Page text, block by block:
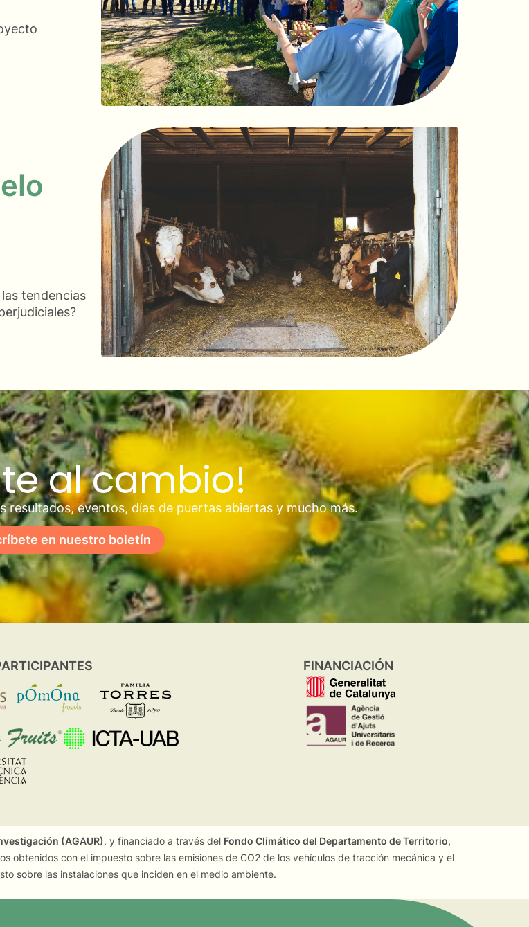
tendencias
al cambio!
eventos, días de puertas abiertas y mucho más.
en nuestro boletín
FINANCIACIÓN
(AGAUR), y financiado a través del Fondo Climático del Departamento de Territorio,
obtenidos con el impuesto sobre las emisiones de CO2 de los vehículos de tracción mecánica y el
sobre las instalaciones que inciden en el medio ambiente.